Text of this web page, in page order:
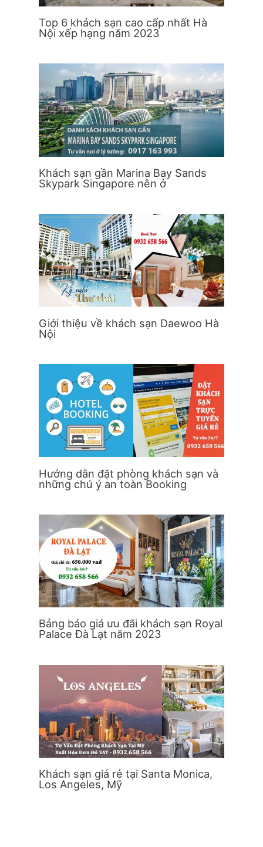
Top 6 khách sạn cao cấp nhất Hà
Nội xếp hạng năm 2023
Khách sạn gần Marina Bay Sands
Skypark Singapore nên ở
Giới thiệu về khách sạn Daewoo Hà
Nội
Hướng dẫn đặt phòng khách sạn và
những chú ý an toàn Booking
Bảng báo giá ưu đãi khách sạn Royal
Palace Đà Lạt năm 2023
Khách sạn giá rẻ tại Santa Monica,
Los Angeles, Mỹ